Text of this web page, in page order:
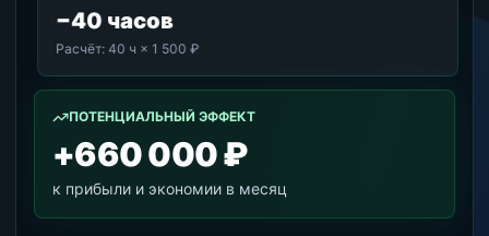
−40 часов
Расчёт: 40 ч × 1 500 ₽
ПОТЕНЦИАЛЬНЫЙ ЭФФЕКТ
+660 000 ₽
к прибыли и экономии в месяц